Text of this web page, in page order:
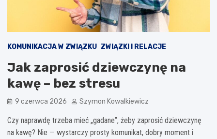
KOMUNIKACJA W ZWIĄZKU ZWIĄZKI I RELACJE
Jak zaprosić dziewczynę na
kawę – bez stresu
9 czerwca 2026 Szymon Kowalkiewicz
Czy naprawdę trzeba mieć „gadane”, żeby zaprosić dziewczynę
na kawę? Nie — wystarczy prosty komunikat, dobry moment i